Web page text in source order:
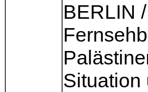
BERLIN
Situation